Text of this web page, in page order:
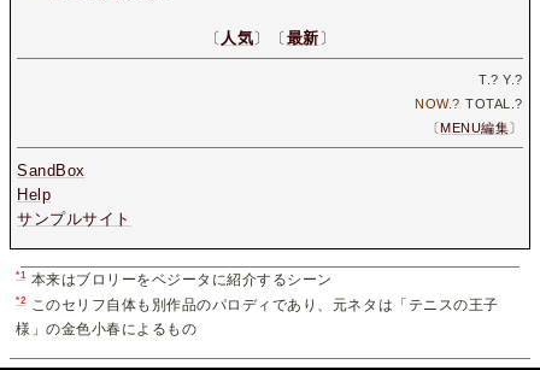
〔 人気〕〔 最新 〕
T.? Y.?
NOW.? TOTAL.?
〔MENU編集〕
SandBox
Help
サンプルサイト
*1 本来はブロリーをベジータに紹介するシーン
*2
このセリフ自体も別作品のパロディであり、元ネタは「テニスの王子
様」の金色小春によるもの